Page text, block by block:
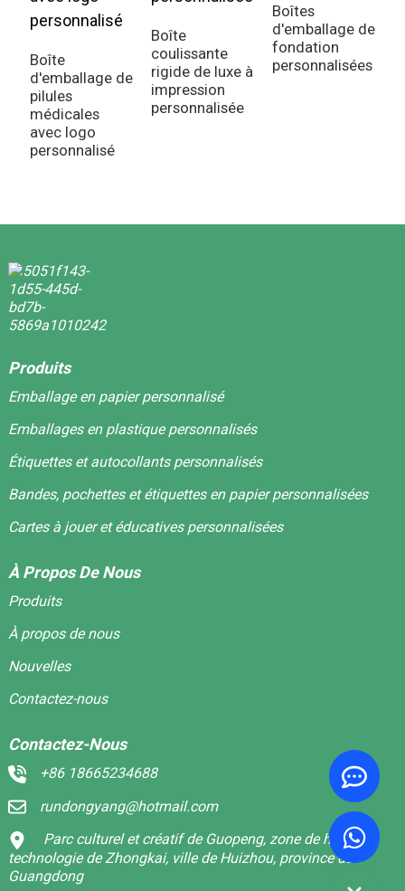
Boîte
d'emballage de
pilules
médicales
avec logo
personnalisé
Boîte
coulissante
rigide de luxe à
impression
personnalisée
Boîtes
d'emballage de
fondation
personnalisées
Produits
Emballage en papier personnalisé
Emballages en plastique personnalisés
Étiquettes et autocollants personnalisés
Bandes, pochettes et étiquettes en papier personnalisées
Cartes à jouer et éducatives personnalisées
À Propos De Nous
Produits
À propos de nous
Nouvelles
Contactez-nous
Contactez-Nous
+86 18665234688
rundongyang@hotmail.com
Parc culturel et créatif de Guopeng, zone de haute
technologie de Zhongkai, ville de Huizhou, province du
Guangdong